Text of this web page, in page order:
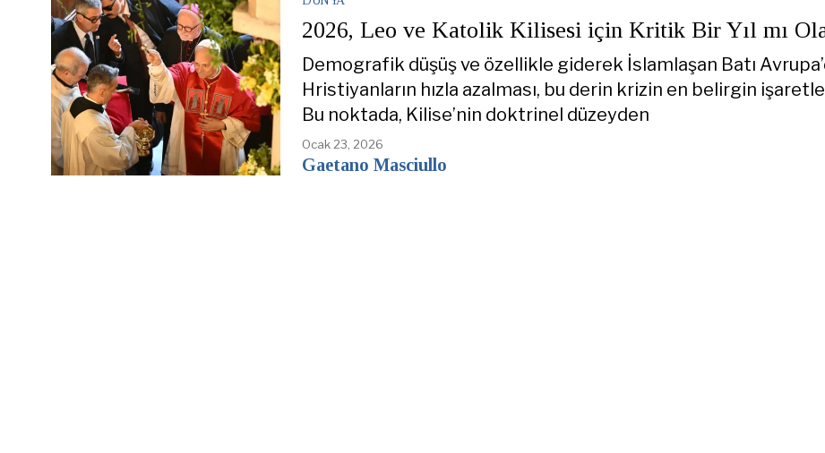
2026, Leo ve Katolik Kilisesi için Kritik Bir Yıl mı
Demografik düşüş ve özellikle giderek İslamlaşan Batı
Hristiyanların hızla azalması, bu derin krizin en belirgin
Bu noktada, Kilise’nin doktrinel düzeyden
Ocak 23, 2026
Gaetano Masciullo